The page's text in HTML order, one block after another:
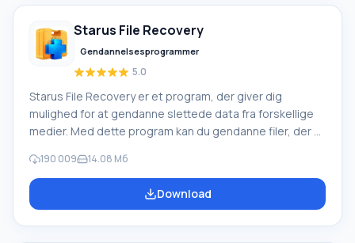
Starus File Recovery
Gendannelsesprogrammer
5.0
Starus File Recovery er et program, der giver dig
mulighed for at gendanne slettede data fra forskellige
medier. Med dette program kan du gendanne filer, der er
slettet uden om papirkurven, skjult af ondsindet
software, mistet på grund af softwarefejl, fuldstændig
tømning af papirkurven, formatering eller sletning af
190 009 14.08 Мб
Download